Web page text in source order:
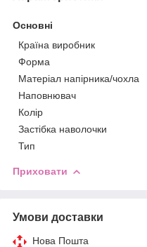
Основні
Країна виробник
Форма
Матеріал напірника/чохла
Наповнювач
Колір
Застібка наволочки
Тип
Приховати
Умови доставки
Нова Пошта